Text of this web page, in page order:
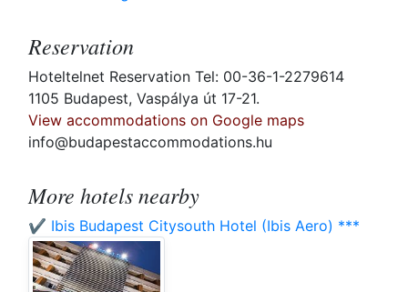
Reservation
Hoteltelnet Reservation Tel: 00-36-1-2279614
1105 Budapest, Vaspálya út 17-21.
View accommodations on Google maps
info@budapestaccommodations.hu
More hotels nearby
✔️ Ibis Budapest Citysouth Hotel (Ibis Aero) ***